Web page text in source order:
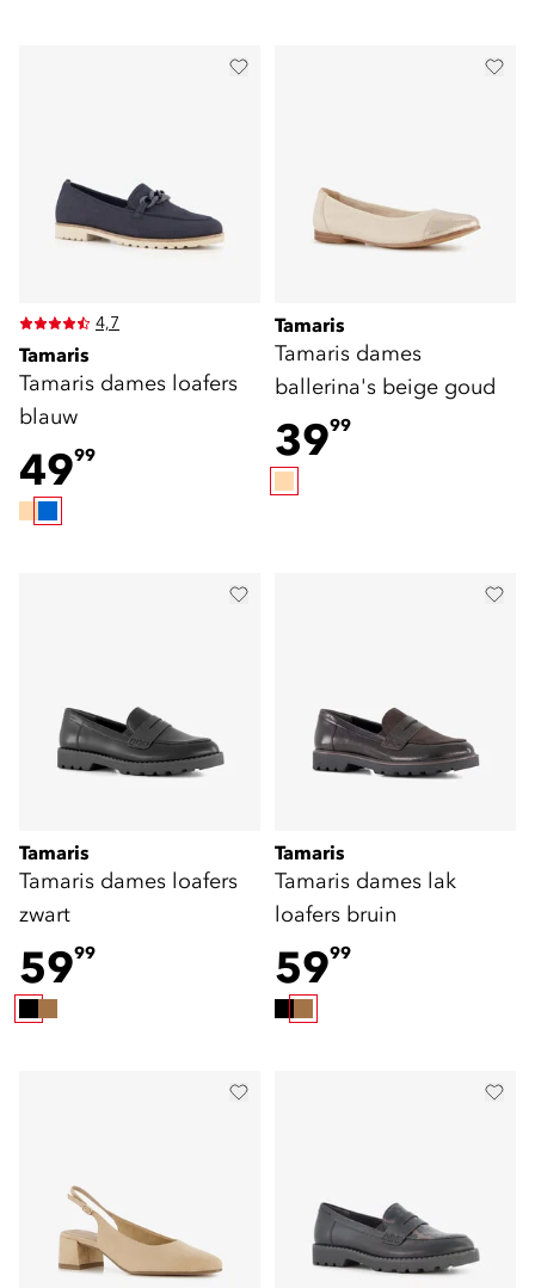
4,7
Tamaris
Tamaris dames loafers
blauw
4999
Tamaris
Tamaris dames
ballerina's beige goud
3999
Tamaris
Tamaris dames loafers
zwart
5999
Tamaris
Tamaris dames lak
loafers bruin
5999